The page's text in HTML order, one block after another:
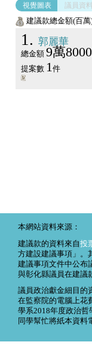
視覺圖表 議員資料
建議款總金額(百萬
1 郭麗華
總金額 9萬8000
提案數 1件
本網站資料來源：
建議款的資料來自投
方建設建議事項」。
建議事項文件中公布
與彰化縣議員在建議
議員政治獻金細目的
在監察院的電腦上花
學系2018年度政治哲
同學幫忙將紙本資料